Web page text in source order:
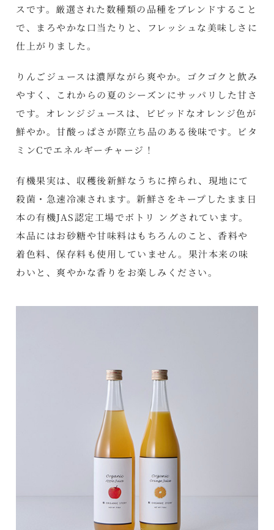
スです。厳選された数種類の品種をブレンドすること
で、まろやかな口当たりと、フレッシュな美味しさに
仕上がりました。
りんごジュースは濃厚ながら爽やか。ゴクゴクと飲み
やすく、これからの夏のシーズンにサッパリした甘さ
です。オレンジジュースは、ビビッドなオレンジ色が
鮮やか。甘酸っぱさが際立ち品のある後味です。ビタ
ミンCでエネルギーチャージ！
有機果実は、収穫後新鮮なうちに搾られ、現地にて
殺菌・急速冷凍されます。新鮮さをキープしたまま日
本の有機JAS認定工場でボトリ ングされています。
本品にはお砂糖や甘味料はもちろんのこと、香料や
着色料、保存料も使用していません。果汁本来の味
わいと、爽やかな香りをお楽しみください。